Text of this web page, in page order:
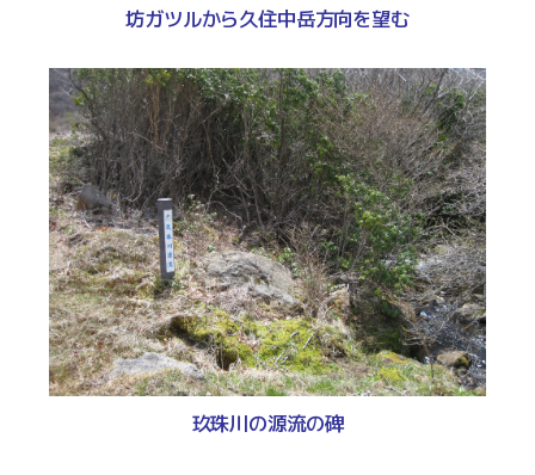
坊ガツルから久住中岳方向を望む
玖珠川の源流の碑